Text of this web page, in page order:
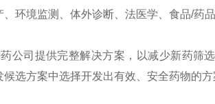
环境监测、体外诊断、法医学、食品/药
公司提供完整解决方案，以减少新药筛
选方案中选择开发出有效、安全药物的